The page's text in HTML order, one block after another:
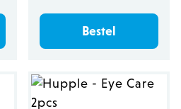
Bestel